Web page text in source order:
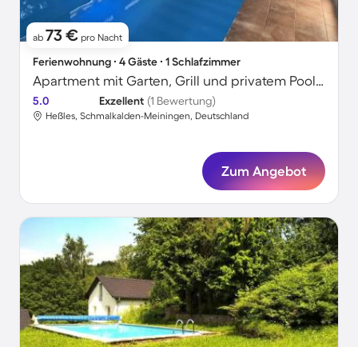
ab 73 € pro Nacht
Ferienwohnung ∙ 4 Gäste ∙ 1 Schlafzimmer
Apartment mit Garten, Grill und privatem Pool | Naturblick
5.0 Exzellent (1 Bewertung)
Heßles, Schmalkalden-Meiningen, Deutschland
Zum Angebot